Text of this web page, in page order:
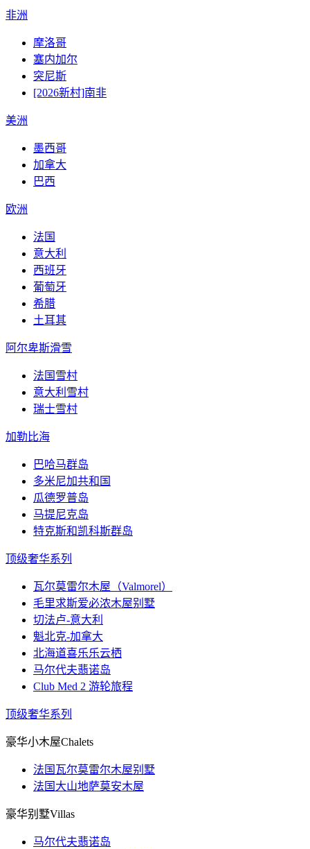
非洲
摩洛哥
塞内加尔
突尼斯
[2026新村]南非
美洲
墨西哥
加拿大
巴西
欧洲
法国
意大利
西班牙
葡萄牙
希腊
土耳其
阿尔卑斯滑雪
法国雪村
意大利雪村
瑞士雪村
加勒比海
巴哈马群岛
多米尼加共和国
瓜德罗普岛
马提尼克岛
特克斯和凯科斯群岛
顶级奢华系列
瓦尔莫雷尔木屋（Valmorel）
毛里求斯爱必浓木屋别墅
切法卢-意大利
魁北克-加拿大
北海道喜乐乐云栖
马尔代夫翡诺岛
Club Med 2 游轮旅程
顶级奢华系列
豪华小木屋Chalets
法国瓦尔莫雷尔木屋别墅
法国大山地萨莫安木屋
豪华别墅Villas
马尔代夫翡诺岛